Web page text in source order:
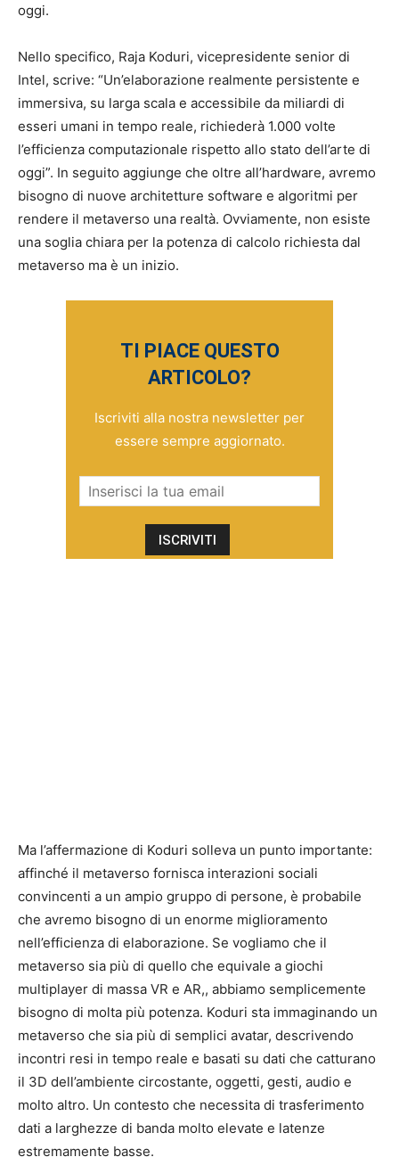
oggi.
Nello specifico, Raja Koduri, vicepresidente senior di
Intel, scrive: “Un’elaborazione realmente persistente e
immersiva, su larga scala e accessibile da miliardi di
esseri umani in tempo reale, richiederà 1.000 volte
l’efficienza computazionale rispetto allo stato dell’arte di
oggi”. In seguito aggiunge che oltre all’hardware, avremo
bisogno di nuove architetture software e algoritmi per
rendere il metaverso una realtà. Ovviamente, non esiste
una soglia chiara per la potenza di calcolo richiesta dal
metaverso ma è un inizio.
TI PIACE QUESTO
ARTICOLO?
Iscriviti alla nostra newsletter per
essere sempre aggiornato.
Ma l’affermazione di Koduri solleva un punto importante:
affinché il metaverso fornisca interazioni sociali
convincenti a un ampio gruppo di persone, è probabile
che avremo bisogno di un enorme miglioramento
nell’efficienza di elaborazione. Se vogliamo che il
metaverso sia più di quello che equivale a giochi
multiplayer di massa VR e AR,, abbiamo semplicemente
bisogno di molta più potenza. Koduri sta immaginando un
metaverso che sia più di semplici avatar, descrivendo
incontri resi in tempo reale e basati su dati che catturano
il 3D dell’ambiente circostante, oggetti, gesti, audio e
molto altro. Un contesto che necessita di trasferimento
dati a larghezze di banda molto elevate e latenze
estremamente basse.